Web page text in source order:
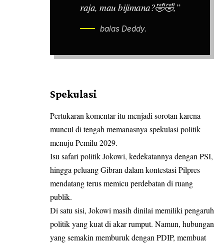
raja, mau bijimana?🤣🤣,”
balas Deddy.
Spekulasi
Pertukaran komentar itu menjadi sorotan karena
muncul di tengah memanasnya spekulasi politik
menuju Pemilu 2029.
Isu safari politik Jokowi, kedekatannya dengan PSI,
hingga peluang Gibran dalam kontestasi Pilpres
mendatang terus memicu perdebatan di ruang
publik.
Di satu sisi, Jokowi masih dinilai memiliki pengaruh
politik yang kuat di akar rumput. Namun, hubungan
yang semakin memburuk dengan PDIP, membuat